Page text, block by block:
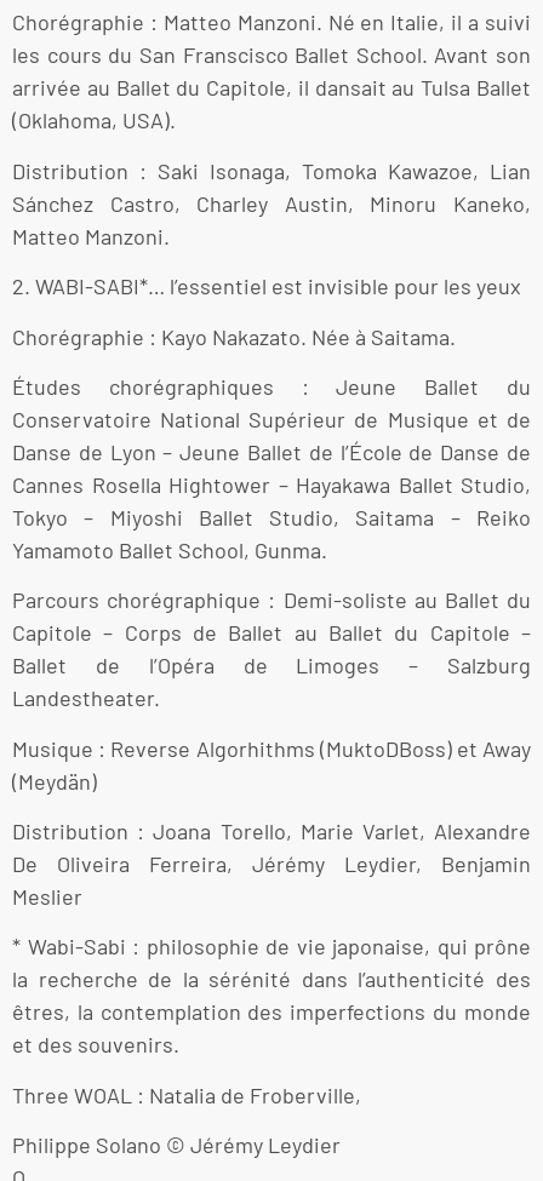
Chorégraphie : Matteo Manzoni. Né en Italie, il a suivi
les cours du San Franscisco Ballet School. Avant son
arrivée au Ballet du Capitole, il dansait au Tulsa Ballet
(Oklahoma, USA).
Distribution : Saki Isonaga, Tomoka Kawazoe, Lian
Sánchez Castro, Charley Austin, Minoru Kaneko,
Matteo Manzoni.
2. WABI-SABI*… l’essentiel est invisible pour les yeux
Chorégraphie : Kayo Nakazato. Née à Saitama.
Études chorégraphiques : Jeune Ballet du
Conservatoire National Supérieur de Musique et de
Danse de Lyon – Jeune Ballet de l’École de Danse de
Cannes Rosella Hightower – Hayakawa Ballet Studio,
Tokyo – Miyoshi Ballet Studio, Saitama – Reiko
Yamamoto Ballet School, Gunma.
Parcours chorégraphique : Demi-soliste au Ballet du
Capitole – Corps de Ballet au Ballet du Capitole –
Ballet de l’Opéra de Limoges – Salzburg
Landestheater.
Musique : Reverse Algorhithms (MuktoDBoss) et Away
(Meydän)
Distribution : Joana Torello, Marie Varlet, Alexandre
De Oliveira Ferreira, Jérémy Leydier, Benjamin
Meslier
* Wabi-Sabi : philosophie de vie japonaise, qui prône
la recherche de la sérénité dans l’authenticité des
êtres, la contemplation des imperfections du monde
et des souvenirs.
Three WOAL : Natalia de Froberville,
Philippe Solano © Jérémy Leydier